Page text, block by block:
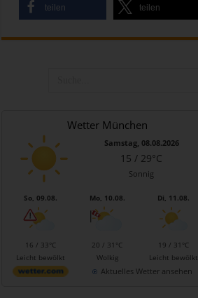
teilen teilen
Wetter München
Samstag, 08.08.2026
15 / 29°C
Sonnig
So, 09.08.
16 / 33°C
Leicht bewölkt
Mo, 10.08.
20 / 31°C
Wolkig
Di, 11.08.
19 / 31°C
Leicht bewölkt
Aktuelles Wetter ansehen